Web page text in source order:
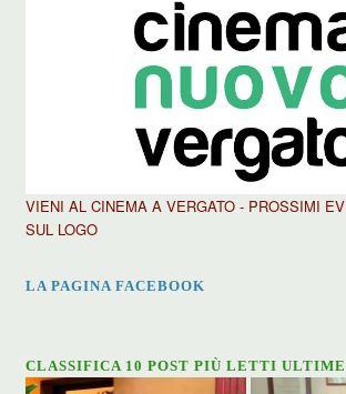
VIENI AL CINEMA A VERGATO - PROSSIMI
SUL LOGO
LA PAGINA FACEBOOK
CLASSIFICA 10 POST PIÙ LETTI ULTIME